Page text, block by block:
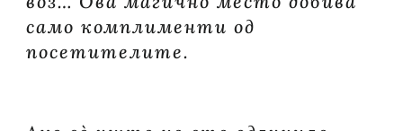
само комплименти од
посетителите.